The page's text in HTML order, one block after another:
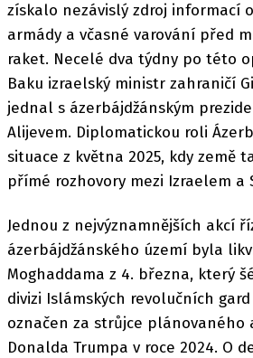
získalo nezávislý zdroj informací
armády a včasné varování před
raket. Necelé dva týdny po této
Baku izraelský ministr zahraničí
jednal s ázerbájdžánským
Alijevem. Diplomatickou roli
situace z května 2025, kdy země
přímé rozhovory mezi Izraelem a
Jednou z nejvýznamnějších akcí
ázerbájdžánského území byla
Moghaddama z 4. března, který
divizi Islámských revolučních
označen za strůjce
Donalda Trumpa v roce 2024. O